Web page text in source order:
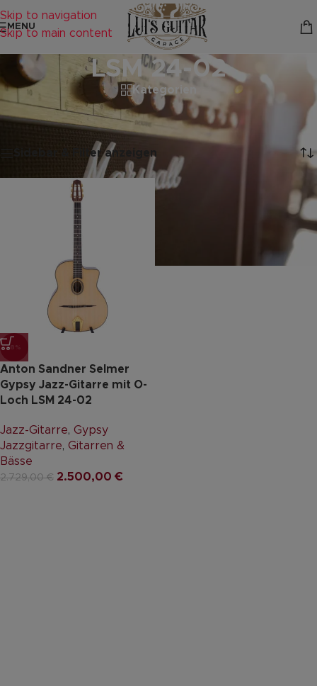
Skip to navigation
Skip to main content
MENU
LSM 24-02
Kategorien
Startseite
Produkte verschlagwortet mit „LSM 24-02“
Einzelnes Ergebnis wird angezeigt
Sidebar & Filter anzeigen
-8%
Anton Sandner Selmer
Gypsy Jazz-Gitarre mit O-
Loch LSM 24-02
Jazz-Gitarre, Gypsy
Jazzgitarre, Gitarren &
Bässe
2.729,00€ 2.500,00 €